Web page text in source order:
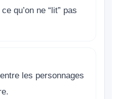
qu’on ne “lit” pas
les personnages